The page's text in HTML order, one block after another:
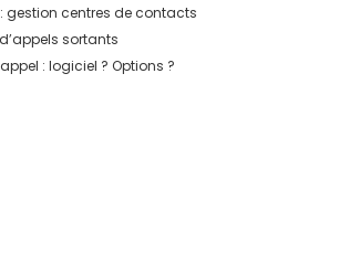
gestion centres de contacts
sortants
: logiciel ? Options ?